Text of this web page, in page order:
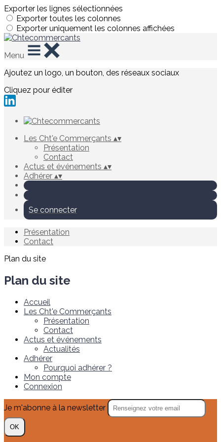
Exporter les lignes sélectionnées
Exporter toutes les colonnes
Exporter uniquement les colonnes affichées
Menu
Ajoutez un logo, un bouton, des réseaux sociaux
Cliquez pour éditer
Les Cht'e Commerçants ▴▾
Présentation
Contact
Actus et événements ▴▾
Adhérer ▴▾
Se connecter
Présentation
Contact
Plan du site
Plan du site
Accueil
Les Cht'e Commerçants
Présentation
Contact
Actus et événements
Actualités
Adhérer
Pourquoi adhérer ?
Mon compte
Connexion
Je m'abonne à la newsletter
OK